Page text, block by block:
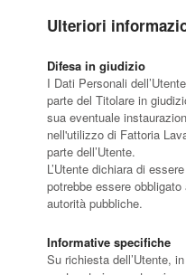
Ulteriori
Difesa in giudizio
I Dati Personali
parte del Titolare in
sua eventuale
nell'utilizzo di Fattoria
parte dell’Utente.
L’Utente dichiara di
potrebbe essere
autorità pubbliche.
Informative specifiche
Su richiesta dell’Utente,